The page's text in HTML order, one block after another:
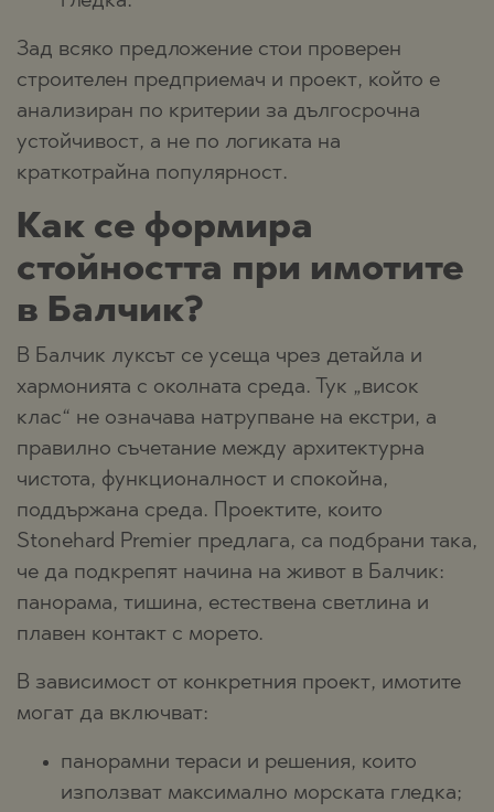
Зад всяко предложение стои проверен
строителен предприемач и проект, който е
анализиран по критерии за дългосрочна
устойчивост, а не по логиката на
краткотрайна популярност.
Как се формира
стойността при имотите
в Балчик?
В Балчик луксът се усеща чрез детайла и
хармонията с околната среда. Тук „висок
клас“ не означава натрупване на екстри, а
правилно съчетание между архитектурна
чистота, функционалност и спокойна,
поддържана среда. Проектите, които
Stonehard Premier предлага, са подбрани така,
че да подкрепят начина на живот в Балчик:
панорама, тишина, естествена светлина и
плавен контакт с морето.
В зависимост от конкретния проект, имотите
могат да включват:
панорамни тераси и решения, които
използват максимално морската гледка;